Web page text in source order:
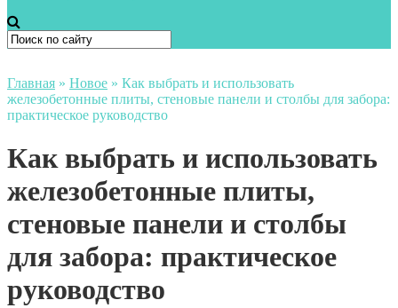
Главная » Новое » Как выбрать и использовать
железобетонные плиты, стеновые панели и столбы для забора:
практическое руководство
Как выбрать и использовать
железобетонные плиты,
стеновые панели и столбы
для забора: практическое
руководство